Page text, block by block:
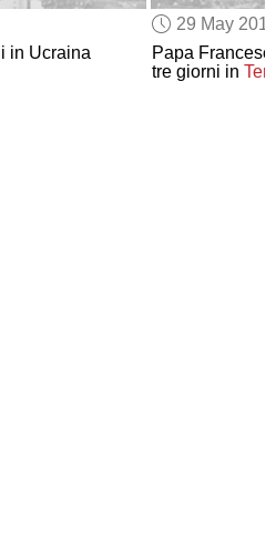
ALEXA
ADJUST COLORS
in Ucraina
29 May
Papa
tre giorni in